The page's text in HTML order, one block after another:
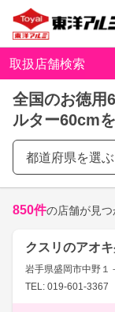
取扱店舗検索
全国のお徳用
ルター60cm
都道府県を選ぶ
850件の店舗が見つ
クスリのアオ
岩手県盛岡市中野１
TEL: 019-601-3367